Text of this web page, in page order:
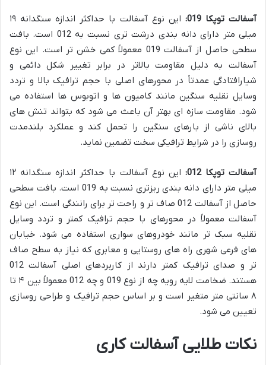
آسفالت توپکا 019:
این نوع آسفالت با حداکثر اندازه سنگدانه ۱۹
میلی متر دارای دانه بندی درشت تری نسبت به 012 است. بافت
سطحی حاصل از آسفالت 019 معمولاً کمی خشن تر است. این نوع
آسفالت به دلیل مقاومت بالاتر در برابر تغییر شکل دائمی و
شیارافتادگی عمدتاً در محورهای اصلی با حجم ترافیک بالا و تردد
وسایل نقلیه سنگین مانند کامیون ها و اتوبوس ها استفاده می
شود. مقاومت سازه ای بهتر آن باعث می شود که بتواند تنش های
بالای ناشی از بارهای سنگین را تحمل کند و عملکرد بلندمدت
روسازی را در شرایط ترافیکی سخت تضمین نماید.
آسفالت توپکا 012:
این نوع آسفالت با حداکثر اندازه سنگدانه ۱۲
میلی متر دارای دانه بندی ریزتری نسبت به 019 است. بافت سطحی
حاصل از آسفالت 012 صاف تر و راحت تر برای رانندگی است. این نوع
آسفالت معمولاً در محورهای با حجم ترافیک کمتر و تردد وسایل
نقلیه سبک تر مانند خودروهای سواری استفاده می شود. خیابان
های فرعی شهری راه های روستایی و معابری که نیاز به سطح صاف
تر و صدای ترافیک کمتر دارند از کاربردهای اصلی آسفالت 012
هستند. ضخامت لایه رویه چه از نوع 019 و چه 012 معمولاً بین ۴ تا
۸ سانتی متر متغیر است و بر اساس حجم ترافیک و طراحی روسازی
تعیین می شود.
نکات طلایی آسفالت کاری